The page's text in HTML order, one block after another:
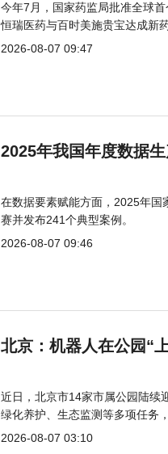
今年7月，国家药监局批准全球
恒瑞医药与百时美施贵宝达成新
2026-08-07 09:47
2025年我国年度数据
在数据要素赋能方面，2025年国
赛并发布241个典型案例。
2026-08-07 09:46
北京：机器人在公园“
近日，北京市14家市属公园陆续
绿化养护、生态监测等多项任务
2026-08-07 03:10